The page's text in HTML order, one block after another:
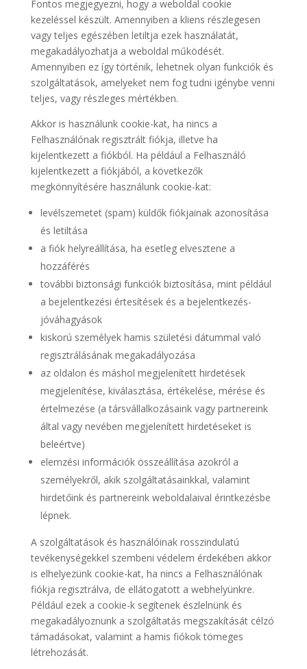
Fontos megjegyezni, hogy a weboldal cookie
kezeléssel készült. Amennyiben a kliens részlegesen
vagy teljes egészében letiltja ezek használatát,
megakadályozhatja a weboldal működését.
Amennyiben ez így történik, lehetnek olyan funkciók és
szolgáltatások, amelyeket nem fog tudni igénybe venni
teljes, vagy részleges mértékben.
Akkor is használunk cookie-kat, ha nincs a
Felhasználónak regisztrált fiókja, illetve ha
kijelentkezett a fiókból. Ha például a Felhasználó
kijelentkezett a fiókjából, a következők
megkönnyítésére használunk cookie-kat:
levélszemetet (spam) küldők fiókjainak azonosítása
és letiltása
a fiók helyreállítása, ha esetleg elvesztene a
hozzáférés
további biztonsági funkciók biztosítása, mint például
a bejelentkezési értesítések és a bejelentkezés-
jóváhagyások
kiskorú személyek hamis születési dátummal való
regisztrálásának megakadályozása
az oldalon és máshol megjelenített hirdetések
megjelenítése, kiválasztása, értékelése, mérése és
értelmezése (a társvállalkozásaink vagy partnereink
által vagy nevében megjelenített hirdetéseket is
beleértve)
elemzési információk összeállítása azokról a
személyekről, akik szolgáltatásainkkal, valamint
hirdetőink és partnereink weboldalaival érintkezésbe
lépnek.
A szolgáltatások és használóinak rosszindulatú
tevékenységekkel szembeni védelem érdekében akkor
is elhelyezünk cookie-kat, ha nincs a Felhasználónak
fiókja regisztrálva, de ellátogatott a webhelyünkre.
Például ezek a cookie-k segítenek észlelnünk és
megakadályoznunk a szolgáltatás megszakítását célzó
támadásokat, valamint a hamis fiókok tömeges
létrehozását.